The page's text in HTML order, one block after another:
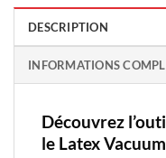
DESCRIPTION
INFORMATIONS
Découvrez
le Latex